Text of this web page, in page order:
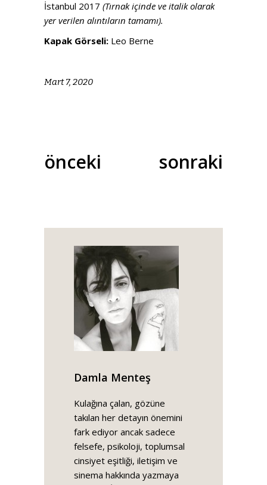
İstanbul 2017 (Tırnak içinde ve italik olarak
yer verilen alıntıların tamamı).
Kapak Görseli: Leo Berne
Mart 7, 2020
önceki sonraki
Damla Menteş
Kulağına çalan, gözüne
takılan her detayın önemini
fark ediyor ancak sadece
felsefe, psikoloji, toplumsal
cinsiyet eşitliği, iletişim ve
sinema hakkında yazmaya